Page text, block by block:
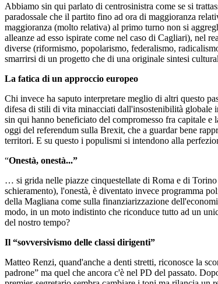
Abbiamo sin qui parlato di centrosinistra come se si
paradossale che il partito fino ad ora di maggioranza
maggioranza (molto relativa) al primo turno non si
alleanze ad esso ispirate come nel caso di Cagliari), nel
diverse (riformismo, popolarismo, federalismo,
smarrirsi di un progetto che di una originale sintesi
La fatica di un approccio europeo
Chi invece ha saputo interpretare meglio di altri questo
difesa di stili di vita minacciati dall'insostenibilità globale
sin qui hanno beneficiato del compromesso fra capitale
oggi del referendum sulla Brexit, che a guardar bene
territori. E su questo i populismi si intendono alla
“Onestà, onestà...”
… si grida nelle piazze cinquestellate di Roma e di
schieramento), l'onestà, è diventato invece programma
della Magliana come sulla finanziarizzazione
modo, in un moto indistinto che riconduce tutto ad un
del nostro tempo?
Il “sovversivismo delle classi dirigenti”
Matteo Renzi, quand'anche a denti stretti, riconosce la
padrone” ma quel che ancora c'è nel PD del passato.